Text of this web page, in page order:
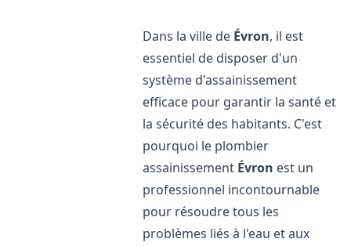
Dans la ville de Évron, il est
essentiel de disposer d'un
système d'assainissement
efficace pour garantir la santé et
la sécurité des habitants. C'est
pourquoi le plombier
assainissement Évron est un
professionnel incontournable
pour résoudre tous les
problèmes liés à l'eau et aux